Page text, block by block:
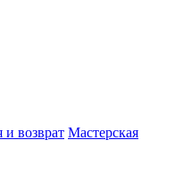
и возврат Мастерская